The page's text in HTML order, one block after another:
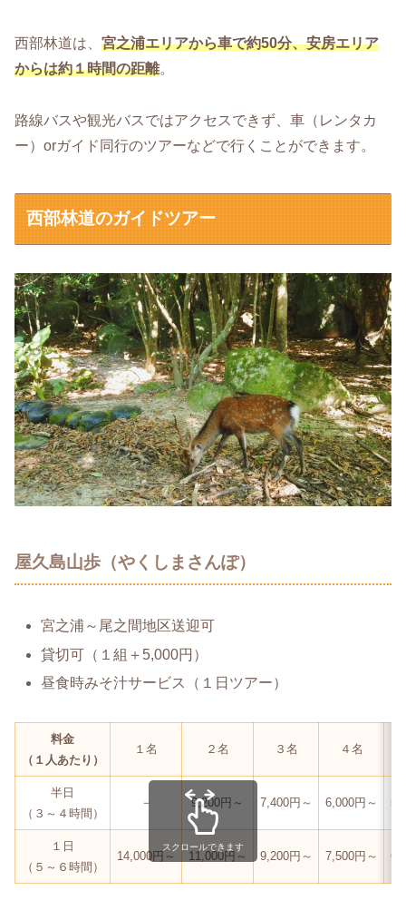
西部林道は、 宮之浦エリアから車で約50分、安房エリア
からは約１時間の距離。
路線バスや観光バスではアクセスできず、車（レンタカ
ー）orガイド同行のツアーなどで行くことができます。
西部林道のガイドツアー
屋久島山歩（やくしまさんぽ）
宮之浦～尾之間地区送迎可
貸切可（１組＋5,000円）
昼食時みそ汁サービス（１日ツアー）
料金
（１人あたり）
１名 ２名 ３名 ４名
半日
（３～４時間）
－ 9,200円～ 7,400円～ 6,000円～
１日
（５～６時間）
14,000円～ 11,000円～ 9,200円～ 7,500円～
スクロールできます